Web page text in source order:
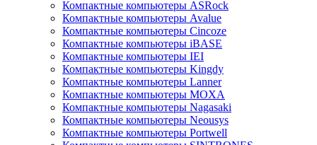
Компактные компьютеры ASRock
Компактные компьютеры Avalue
Компактные компьютеры Cincoze
Компактные компьютеры iBASE
Компактные компьютеры IEI
Компактные компьютеры Kingdy
Компактные компьютеры Lanner
Компактные компьютеры MOXA
Компактные компьютеры Nagasaki
Компактные компьютеры Neousys
Компактные компьютеры Portwell